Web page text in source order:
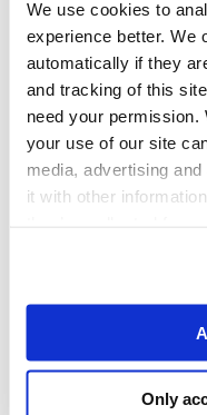
We use cookies to
experience better. We
automatically if they
and tracking of this
need your permission.
your use of our site
media, advertising
it with other
Only
NIB on
omistaa
Latvia, Liettua,
Tanska ja Viro.
ja julkisia
niiden
luottoluokitus
verkkosivulla